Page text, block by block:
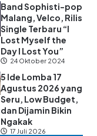
Band Sophisti-pop
Malang, Velco, Rilis
Single Terbaru “I
Lost Myself the
Day I Lost You”
24 Oktober 2024
5 Ide Lomba 17
Agustus 2026 yang
Seru, Low Budget,
dan Dijamin Bikin
Ngakak
17 Juli 2026